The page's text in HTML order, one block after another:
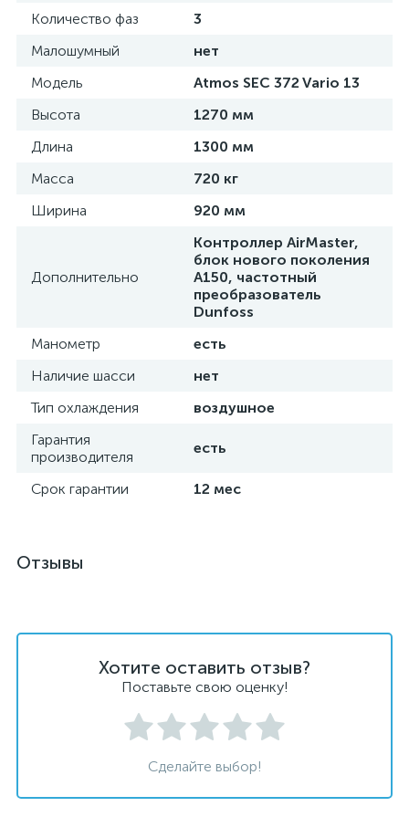
Количество фаз
3
Малошумный
нет
Модель
Atmos SEC 372 Vario 13
Высота
1270 мм
Длина
1300 мм
Масса
720 кг
Ширина
920 мм
Дополнительно
Контроллер AirMaster,
блок нового поколения
A150, частотный
преобразователь
Dunfoss
Манометр
есть
Наличие шасси
нет
Тип охлаждения
воздушное
Гарантия
производителя
есть
Срок гарантии 12 мес
Отзывы
Хотите оставить отзыв?
Поставьте свою оценку!
Сделайте выбор!